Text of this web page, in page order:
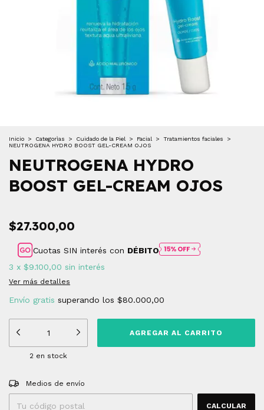
Inicio > Categorìas > Cuidado de la Piel > Facial > Tratamientos faciales
>
NEUTROGENA HYDRO BOOST GEL-CREAM OJOS
NEUTROGENA HYDRO
BOOST GEL-CREAM OJOS
$27.300,00
Cuotas SIN interés con DÉBITO
3 x $9.100,00 sin interés
Ver más detalles
Envío gratis superando los $80.000,00
2 en stock
Entregas para el CP:
Medios de envío
CALCULAR